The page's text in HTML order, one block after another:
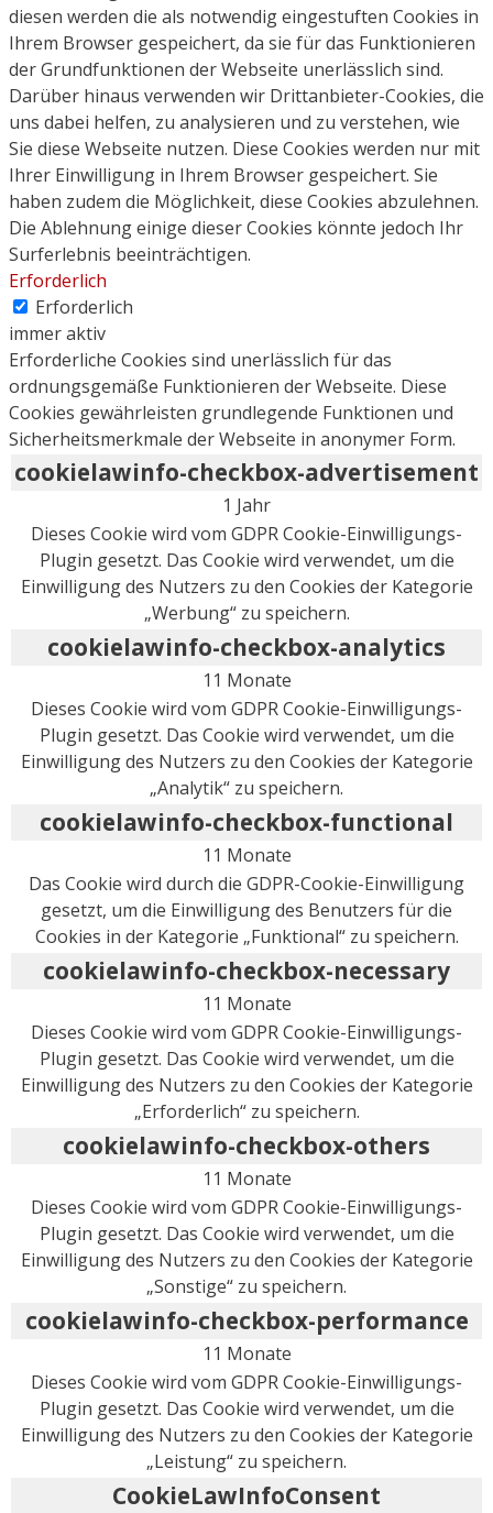
diesen werden die als notwendig eingestuften Cookies in
Ihrem Browser gespeichert, da sie für das Funktionieren
der Grundfunktionen der Webseite unerlässlich sind.
Darüber hinaus verwenden wir Drittanbieter-Cookies, die
uns dabei helfen, zu analysieren und zu verstehen, wie
Sie diese Webseite nutzen. Diese Cookies werden nur mit
Ihrer Einwilligung in Ihrem Browser gespeichert. Sie
haben zudem die Möglichkeit, diese Cookies abzulehnen.
Die Ablehnung einige dieser Cookies könnte jedoch Ihr
Surferlebnis beeinträchtigen.
Erforderlich
Erforderlich
immer aktiv
Erforderliche Cookies sind unerlässlich für das
ordnungsgemäße Funktionieren der Webseite. Diese
Cookies gewährleisten grundlegende Funktionen und
Sicherheitsmerkmale der Webseite in anonymer Form.
cookielawinfo-checkbox-advertisement
1 Jahr
Dieses Cookie wird vom GDPR Cookie-Einwilligungs-
Plugin gesetzt. Das Cookie wird verwendet, um die
Einwilligung des Nutzers zu den Cookies der Kategorie
„Werbung“ zu speichern.
cookielawinfo-checkbox-analytics
11 Monate
Dieses Cookie wird vom GDPR Cookie-Einwilligungs-
Plugin gesetzt. Das Cookie wird verwendet, um die
Einwilligung des Nutzers zu den Cookies der Kategorie
„Analytik“ zu speichern.
cookielawinfo-checkbox-functional
11 Monate
Das Cookie wird durch die GDPR-Cookie-Einwilligung
gesetzt, um die Einwilligung des Benutzers für die
Cookies in der Kategorie „Funktional“ zu speichern.
cookielawinfo-checkbox-necessary
11 Monate
Dieses Cookie wird vom GDPR Cookie-Einwilligungs-
Plugin gesetzt. Das Cookie wird verwendet, um die
Einwilligung des Nutzers zu den Cookies der Kategorie
„Erforderlich“ zu speichern.
cookielawinfo-checkbox-others
11 Monate
Dieses Cookie wird vom GDPR Cookie-Einwilligungs-
Plugin gesetzt. Das Cookie wird verwendet, um die
Einwilligung des Nutzers zu den Cookies der Kategorie
„Sonstige“ zu speichern.
cookielawinfo-checkbox-performance
11 Monate
Dieses Cookie wird vom GDPR Cookie-Einwilligungs-
Plugin gesetzt. Das Cookie wird verwendet, um die
Einwilligung des Nutzers zu den Cookies der Kategorie
„Leistung“ zu speichern.
CookieLawInfoConsent